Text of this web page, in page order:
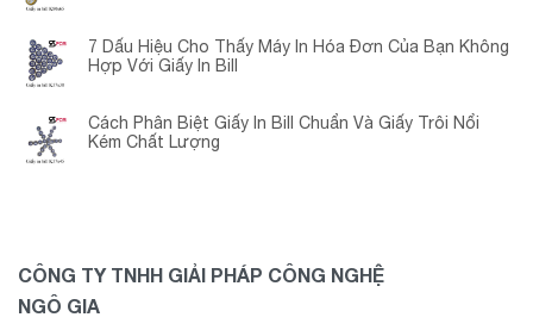
7 Dấu Hiệu Cho Thấy Máy In Hóa Đơn Của Bạn Không
Hợp Với Giấy In Bill
Cách Phân Biệt Giấy In Bill Chuẩn Và Giấy Trôi Nổi
Kém Chất Lượng
CÔNG TY TNHH GIẢI PHÁP CÔNG NGHỆ
NGÔ GIA